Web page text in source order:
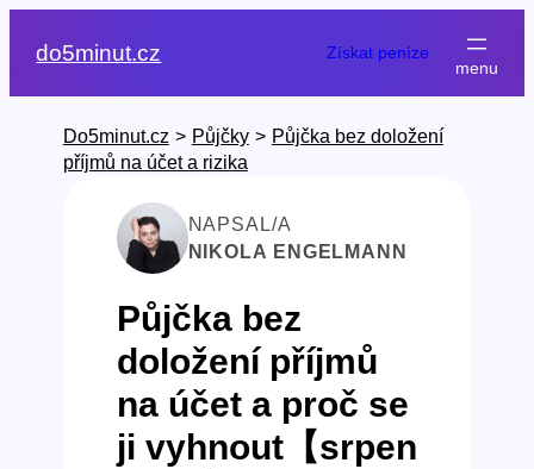
do5minut.cz Získat peníze
Do5minut.cz > Půjčky > Půjčka bez doložení
příjmů na účet a rizika
NAPSAL/A
NIKOLA ENGELMANN
Půjčka bez
doložení příjmů
na účet a proč se
ji vyhnout【srpen